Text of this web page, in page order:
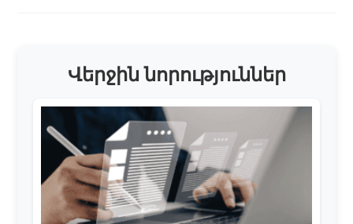
Վերջին նորություններ